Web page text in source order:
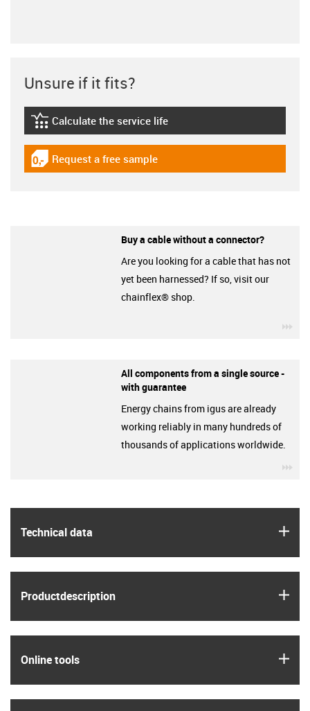
Technical data
Product­description
Online tools
Unsure if it fits?
igus-icon-lebensdauerrechner
Calculate the service life
igus-icon-gratismuster
Request a free sample
Buy a cable without a connector?
Are you looking for a cable that has not
yet been harnessed? If so, visit our
chainflex® shop.
All components from a single source -
with guarantee
Energy chains from igus are already
working reliably in many hundreds of
thousands of applications worldwide.